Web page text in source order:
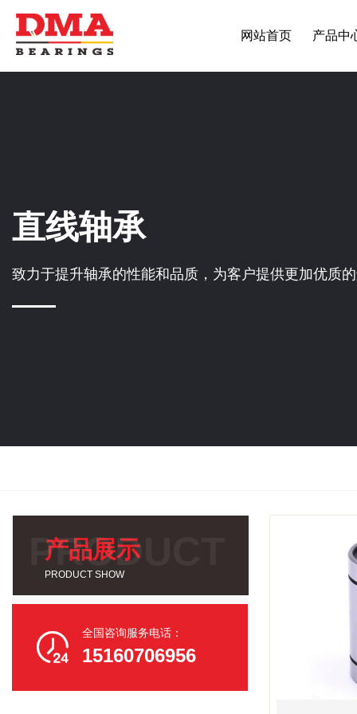
网站首页 产品中
直线轴承
致力于提升轴承的性能和品质，为客户提供更加优质
产品展示
PRODUCT SHOW
 全国咨询服务电话：
15160706956